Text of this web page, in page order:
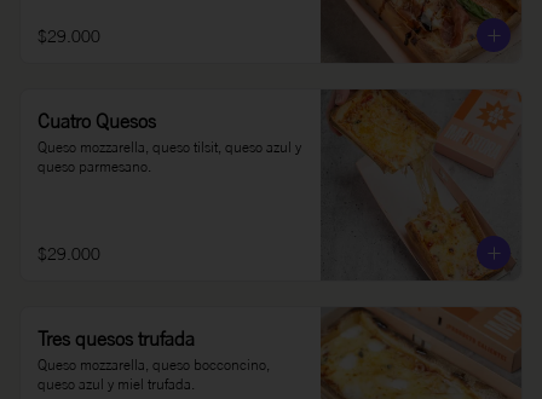
$29.000
Cuatro Quesos
Queso mozzarella, queso tilsit, queso azul y
queso parmesano.
$29.000
Tres quesos trufada
Queso mozzarella, queso bocconcino,
queso azul y miel trufada.